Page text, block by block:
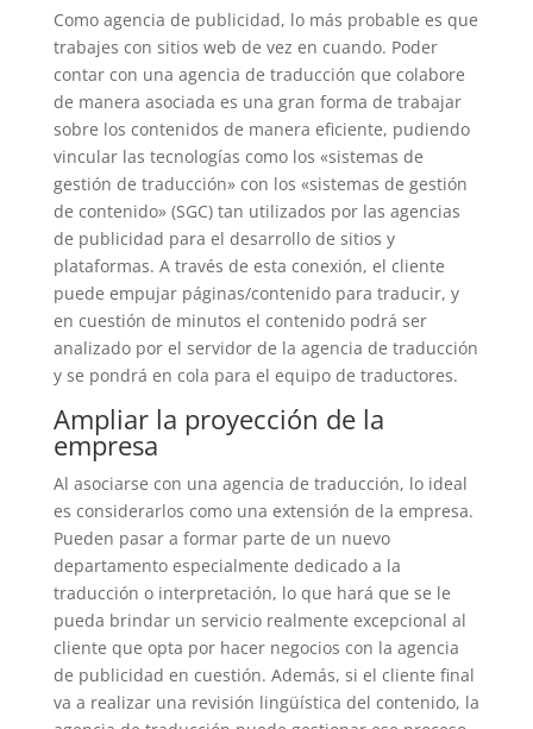
Como agencia de publicidad, lo más probable es que
trabajes con sitios web de vez en cuando. Poder
contar con una agencia de traducción que colabore
de manera asociada es una gran forma de trabajar
sobre los contenidos de manera eficiente, pudiendo
vincular las tecnologías como los «sistemas de
gestión de traducción» con los «sistemas de gestión
de contenido» (SGC) tan utilizados por las agencias
de publicidad para el desarrollo de sitios y
plataformas. A través de esta conexión, el cliente
puede empujar páginas/contenido para traducir, y
en cuestión de minutos el contenido podrá ser
analizado por el servidor de la agencia de traducción
y se pondrá en cola para el equipo de traductores.
Ampliar la proyección de la
empresa
Al asociarse con una agencia de traducción, lo ideal
es considerarlos como una extensión de la empresa.
Pueden pasar a formar parte de un nuevo
departamento especialmente dedicado a la
traducción o interpretación, lo que hará que se le
pueda brindar un servicio realmente excepcional al
cliente que opta por hacer negocios con la agencia
de publicidad en cuestión. Además, si el cliente final
va a realizar una revisión lingüística del contenido, la